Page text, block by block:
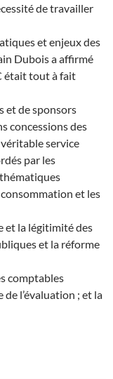
de travailler
et enjeux des
Dubois a affirmé
était tout à fait
et de sponsors
concessions des
service
par les
et les
et la légitimité des
et la réforme
comptables
l’évaluation ; et la